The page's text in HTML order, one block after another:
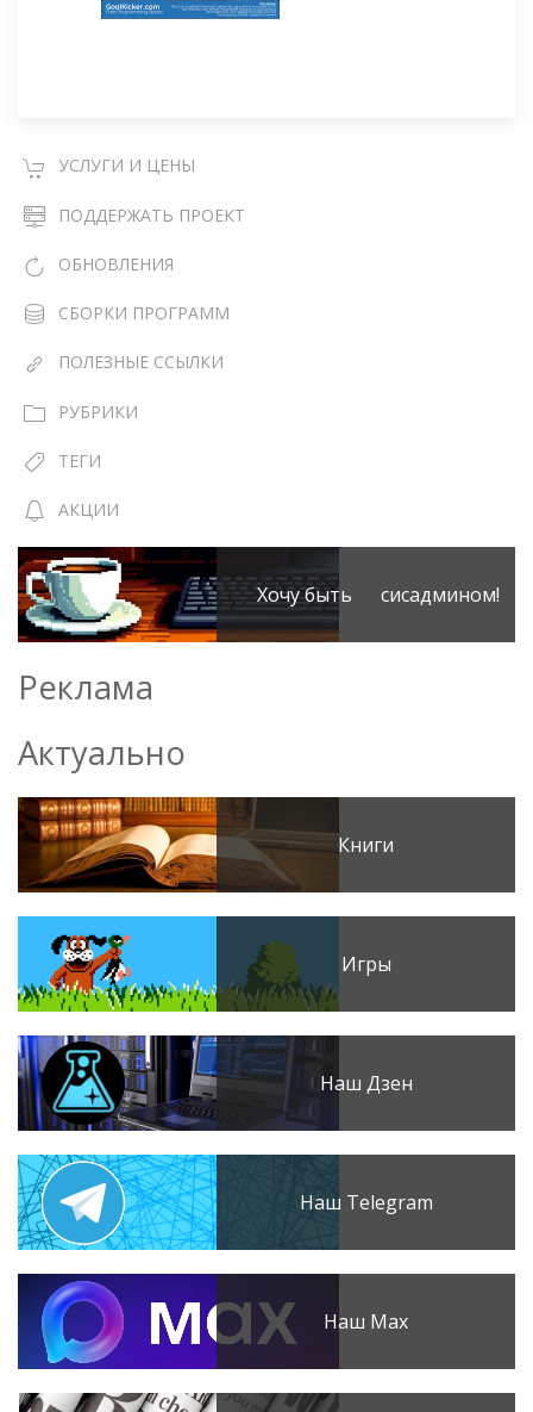
УСЛУГИ И ЦЕНЫ
ПОДДЕРЖАТЬ ПРОЕКТ
ОБНОВЛЕНИЯ
СБОРКИ ПРОГРАММ
ПОЛЕЗНЫЕ ССЫЛКИ
РУБРИКИ
ТЕГИ
АКЦИИ
Хочу быть сисадмином!
Реклама
Актуально
Книги
Игры
Наш Дзен
Наш Telegram
Наш Max